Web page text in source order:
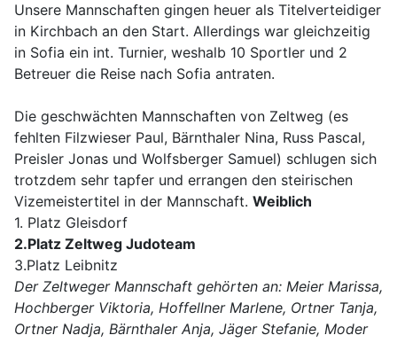
Unsere Mannschaften gingen heuer als Titelverteidiger
in Kirchbach an den Start. Allerdings war gleichzeitig
in Sofia ein int. Turnier, weshalb 10 Sportler und 2
Betreuer die Reise nach Sofia antraten.
Die geschwächten Mannschaften von Zeltweg (es
fehlten Filzwieser Paul, Bärnthaler Nina, Russ Pascal,
Preisler Jonas und Wolfsberger Samuel) schlugen sich
trotzdem sehr tapfer und errangen den steirischen
Vizemeistertitel in der Mannschaft. Weiblich
1. Platz Gleisdorf
2.Platz Zeltweg Judoteam
3.Platz Leibnitz
Der Zeltweger Mannschaft gehörten an: Meier Marissa,
Hochberger Viktoria, Hoffellner Marlene, Ortner Tanja,
Ortner Nadja, Bärnthaler Anja, Jäger Stefanie, Moder